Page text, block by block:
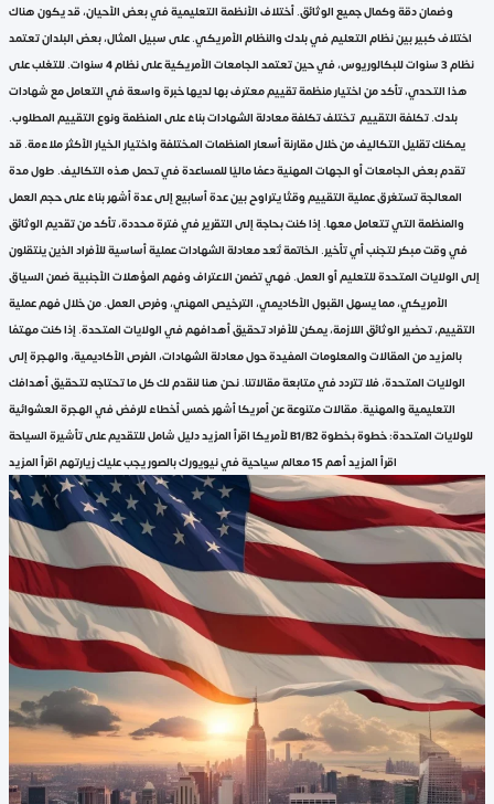
وضمان دقة وكمال جميع الوثائق. أختلاف الأنظمة التعليمية في بعض الأحيان، قد يكون هناك
اختلاف كبير بين نظام التعليم في بلدك والنظام الأمريكي. على سبيل المثال، بعض البلدان تعتمد
نظام 3 سنوات للبكالوريوس، في حين تعتمد الجامعات الأمريكية على نظام 4 سنوات. للتغلب على
هذا التحدي، تأكد من اختيار منظمة تقييم معترف بها لديها خبرة واسعة في التعامل مع شهادات
بلدك. تكلفة التقييم تختلف تكلفة معادلة الشهادات بناءً على المنظمة ونوع التقييم المطلوب.
يمكنك تقليل التكاليف من خلال مقارنة أسعار المنظمات المختلفة واختيار الخيار الأكثر ملاءمة. قد
تقدم بعض الجامعات أو الجهات المهنية دعمًا ماليًا للمساعدة في تحمل هذه التكاليف. طول مدة
المعالجة تستغرق عملية التقييم وقتًا يتراوح بين عدة أسابيع إلى عدة أشهر بناءً على حجم العمل
والمنظمة التي تتعامل معها. إذا كنت بحاجة إلى التقرير في فترة محددة، تأكد من تقديم الوثائق
في وقت مبكر لتجنب أي تأخير. الخاتمة تُعد معادلة الشهادات عملية أساسية للأفراد الذين ينتقلون
إلى الولايات المتحدة للتعليم أو العمل. فهي تضمن الاعتراف وفهم المؤهلات الأجنبية ضمن السياق
الأمريكي، مما يسهل القبول الأكاديمي، الترخيص المهني، وفرص العمل. من خلال فهم عملية
التقييم، تحضير الوثائق اللازمة، يمكن للأفراد تحقيق أهدافهم في الولايات المتحدة. إذا كنت مهتمًا
بالمزيد من المقالات والمعلومات المفيدة حول معادلة الشهادات، الفرص الأكاديمية، والهجرة إلى
الولايات المتحدة، فلا تتردد في متابعة مقالاتنا. نحن هنا لنقدم لك كل ما تحتاجه لتحقيق أهدافك
التعليمية والمهنية. مقالات متنوعة عن أمريكا أشهر خمس أخطاء للرفض في الهجرة العشوائية
لأمريكا اقرأ المزيد دليل شامل للتقديم على تأشيرة السياحة B1/B2 للولايات المتحدة: خطوة بخطوة
اقرأ المزيد أهم 15 معالم سياحية في نيويورك بالصور يجب عليك زيارتهم اقرأ المزيد